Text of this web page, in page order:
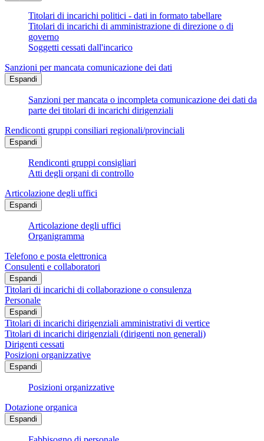
Titolari di incarichi politici - dati in formato tabellare
Titolari di incarichi di amministrazione di direzione o di
governo
Soggetti cessati dall'incarico
Sanzioni per mancata comunicazione dei dati
Espandi
Sanzioni per mancata o incompleta comunicazione dei dati da
parte dei titolari di incarichi dirigenziali
Rendiconti gruppi consiliari regionali/provinciali
Espandi
Rendiconti gruppi consigliari
Atti degli organi di controllo
Articolazione degli uffici
Espandi
Articolazione degli uffici
Organigramma
Telefono e posta elettronica
Consulenti e collaboratori
Espandi
Titolari di incarichi di collaborazione o consulenza
Personale
Espandi
Titolari di incarichi dirigenziali amministrativi di vertice
Titolari di incarichi dirigenziali (dirigenti non generali)
Dirigenti cessati
Posizioni organizzative
Espandi
Posizioni organizzative
Dotazione organica
Espandi